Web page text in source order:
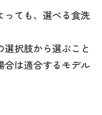
っても、選べる食洗
択肢から選ぶこと
合は適合するモデル